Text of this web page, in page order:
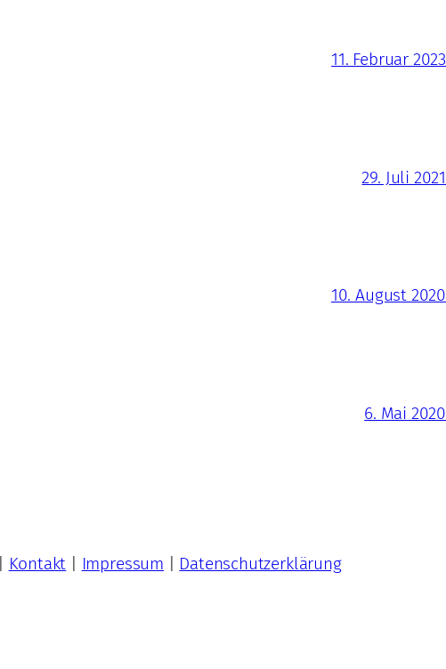
11. Februar 2023
29. Juli 2021
10. August 2020
6. Mai 2020
Kontakt Impressum Datenschutzerklärung